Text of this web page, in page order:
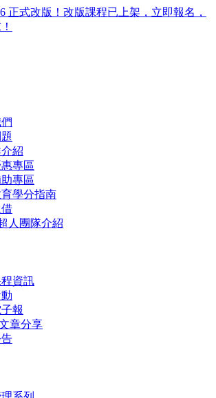
正式改版！改版課程已上架，立即報名，
紹
專區
專區
學分指南
人團隊介紹
資訊
報
章分享